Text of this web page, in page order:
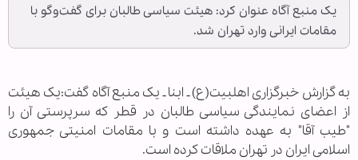
یک منبع آگاه عنوان کرد: هیئت سیاسی طالبان برای گفت‌وگو با
مقامات ایرانی وارد تهران شد.
به گزارش خبرگزاری اهل‏بیت(ع) ـ ابنا ـ یک منبع آگاه گفت:یک هیئت
از اعضای نمایندگی سیاسی طالبان در قطر که سرپرستی آن را
"طیب آقا" به عهده داشته است و با مقامات امنیتی جمهوری
اسلامی ایران در تهران ملاقات کرده است.